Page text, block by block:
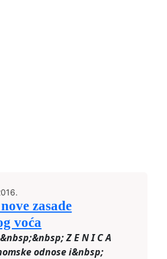
zasade
voća
Z E N I C A
odnose i&nbsp;